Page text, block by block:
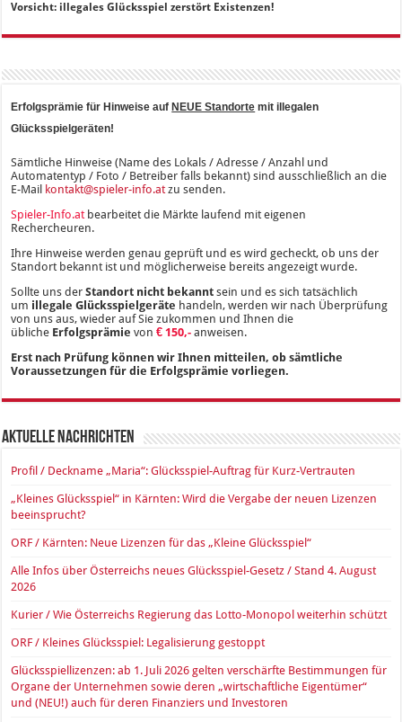
Vorsicht: illegales Glücksspiel zerstört Existenzen!
Erfolgsprämie für Hinweise auf NEUE Standorte mit illegalen
Glücksspielgeräten!
Sämtliche Hinweise (Name des Lokals / Adresse / Anzahl und
Automatentyp / Foto / Betreiber falls bekannt) sind ausschließlich an die
E-Mail kontakt@spieler-info.at zu senden.
Spieler-Info.at bearbeitet die Märkte laufend mit eigenen
Rechercheuren.
Ihre Hinweise werden genau geprüft und es wird gecheckt, ob uns der
Standort bekannt ist und möglicherweise bereits angezeigt wurde.
Sollte uns derStandort nicht bekanntsein und es sich tatsächlich
um illegale Glücksspielgeräte handeln, werden wir nach Überprüfung
von uns aus, wieder auf Sie zukommen und Ihnen die
übliche Erfolgsprämievon € 150,- anweisen.
Erst nach Prüfung können wir Ihnen mitteilen, ob sämtliche
Voraussetzungen für die Erfolgsprämie vorliegen.
Aktuelle Nachrichten
Profil / Deckname „Maria“: Glücksspiel-Auftrag für Kurz-Vertrauten
„Kleines Glücksspiel“ in Kärnten: Wird die Vergabe der neuen Lizenzen
beeinsprucht?
ORF / Kärnten: Neue Lizenzen für das „Kleine Glücksspiel“
Alle Infos über Österreichs neues Glücksspiel-Gesetz / Stand 4. August
2026
Kurier / Wie Österreichs Regierung das Lotto-Monopol weiterhin schützt
ORF / Kleines Glücksspiel: Legalisierung gestoppt
Glücksspiellizenzen: ab 1. Juli 2026 gelten verschärfte Bestimmungen für
Organe der Unternehmen sowie deren „wirtschaftliche Eigentümer“
und (NEU!) auch für deren Finanziers und Investoren